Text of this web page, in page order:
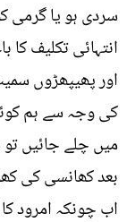
سردی ہو یا
انتہائی تکلیف
اور پھیپھڑوں
کی وجہ سے ہم
میں چلے جائیں
بعد کھانسی کی
اب چونکہ امرود